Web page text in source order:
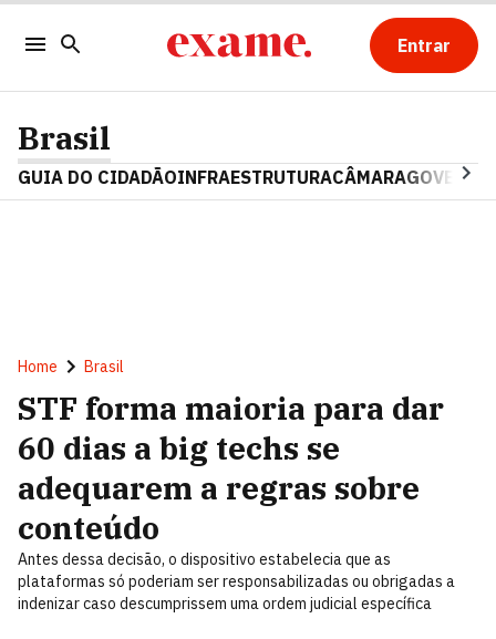
Entrar
Brasil
GUIA DO CIDADÃOINFRAESTRUTURACÂMARAGOVERNO
Home Brasil
STF forma maioria para dar
60 dias a big techs se
adequarem a regras sobre
conteúdo
Antes dessa decisão, o dispositivo estabelecia que as
plataformas só poderiam ser responsabilizadas ou obrigadas a
indenizar caso descumprissem uma ordem judicial específica